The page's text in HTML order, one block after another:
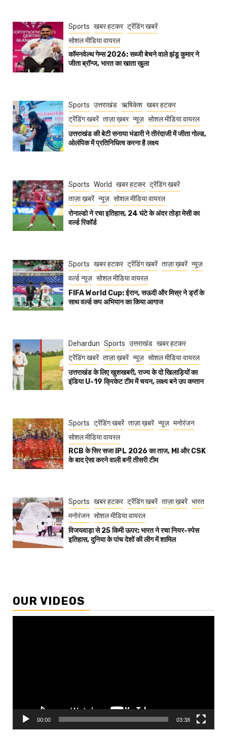
Sports खबर हटकर ट्रेंडिंग खबरें
सोशल मीडिया वायरल
कॉमनवेल्थ गेम्स 2026: सब्जी बेचने वाले झंडू कुमार ने
जीता ब्रॉन्ज, भारत का खाता खुला
Sports उत्तराखंड ऋषिकेश खबर हटकर
ट्रेंडिंग खबरें ताज़ा ख़बर न्यूज़ सोशल मीडिया वायरल
उत्तराखंड की बेटी सनाया भंडारी ने तीरंदाजी में जीता गोल्ड,
ओलंपिक में प्रतिनिधित्व करना है लक्ष्य
Sports World खबर हटकर ट्रेंडिंग खबरें
ताज़ा ख़बरें न्यूज़ सोशल मीडिया वायरल
रोनाल्डो ने रचा इतिहास, 24 घंटे के अंदर तोड़ा मेसी का
वर्ल्ड रिकॉर्ड
Sports खबर हटकर ट्रेंडिंग खबरें ताज़ा ख़बरें न्यूज़
वर्ल्ड न्यूज़ सोशल मीडिया वायरल
FIFA World Cup: ईरान, सऊदी और मिस्र ने ड्रॉ के
साथ वर्ल्ड कप अभियान का किया आगाज
Dehardun Sports उत्तराखंड खबर हटकर
ट्रेंडिंग खबरें ताज़ा ख़बरें न्यूज़ सोशल मीडिया वायरल
उत्तराखंड के लिए खुशखबरी, राज्य के दो खिलाड़ियों का
इंडिया U-19 क्रिकेट टीम में चयन, लक्ष्य बने उप कप्तान
Sports ट्रेंडिंग खबरें ताज़ा ख़बरें न्यूज़ मनोरंजन
सोशल मीडिया वायरल
RCB के सिर सजा IPL 2026 का ताज, MI और CSK
के बाद ऐसा करने वाली बनी तीसरी टीम
Sports खबर हटकर ट्रेंडिंग खबरें ताज़ा ख़बरें भारत
मनोरंजन सोशल मीडिया वायरल
विजयवाड़ा से 25 किमी ऊपर: भारत ने रचा नियर-स्पेस
इतिहास, दुनिया के पांच देशों की लीग में शामिल
OUR VIDEOS
00:00 03:38